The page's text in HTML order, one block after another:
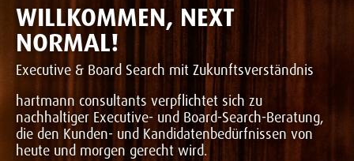
WILLKOMMEN, NEXT
NORMAL!
Executive & Board Search mit Zukunftsverständnis
hartmann consultants verpflichtet sich zu
nachhaltiger Executive- und Board-Search-Beratung,
die den Kunden- und Kandidatenbedürfnissen von
heute und morgen gerecht wird.